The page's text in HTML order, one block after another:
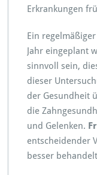
Erkrankungen
Ein
Jahr eingeplant
sinnvoll sein,
dieser
der Gesundheit
die
und Gelenken.
entscheidender
besser